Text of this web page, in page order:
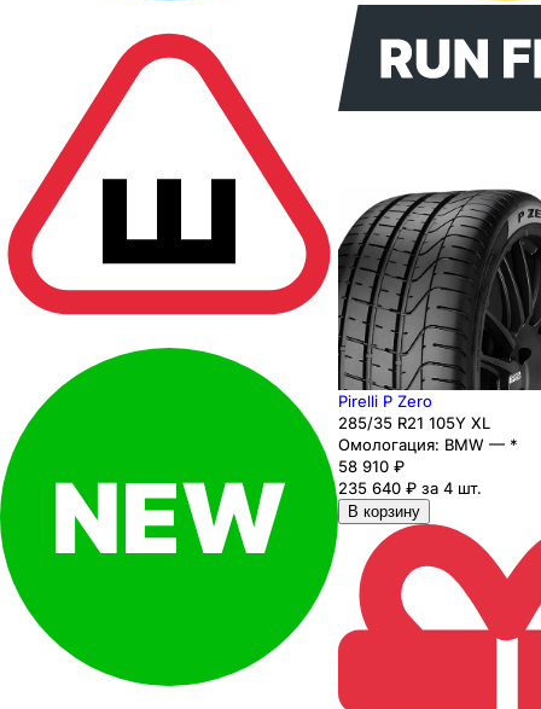
Pirelli P Zero
285/35 R21 105Y XL
Омологация: BMW — *
58 910 ₽
235 640 ₽ за 4 шт.
В корзину